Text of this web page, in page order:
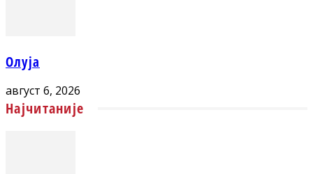
Олуја
август 6, 2026
Најчитаније